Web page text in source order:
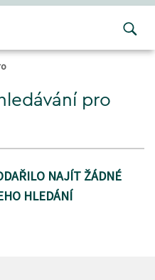
pro
NAJÍT ŽÁDNÉ
HLEDÁNÍ